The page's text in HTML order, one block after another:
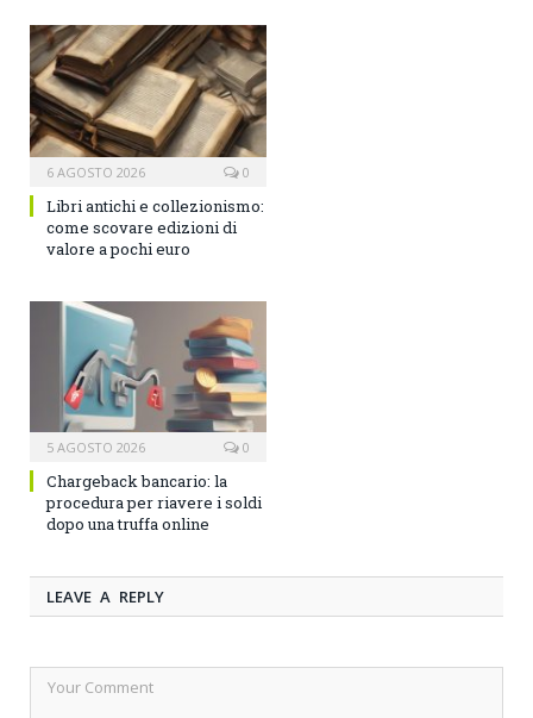
6 AGOSTO 2026 0
Libri antichi e collezionismo:
come scovare edizioni di
valore a pochi euro
5 AGOSTO 2026 0
Chargeback bancario: la
procedura per riavere i soldi
dopo una truffa online
LEAVE A REPLY